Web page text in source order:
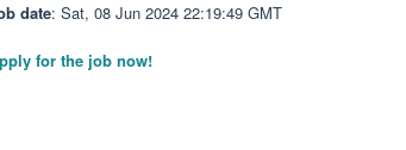
date: Sat, 08 Jun 2024 22:19:49 GMT
for the job now!